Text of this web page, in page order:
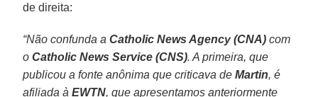
de direita:
“Não confunda aCatholic News Agency (CNA) com
oCatholic News Service (CNS). A primeira, que
publicou a fonte anônima que criticava deMartin, é
afiliada àEWTN, que apresentamos anteriormente